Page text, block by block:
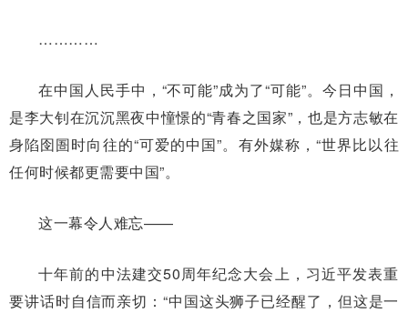
…………
在中国人民手中，“不可能”成为了“可能”。今日中国，
是李大钊在沉沉黑夜中憧憬的“青春之国家”，也是方志敏在
身陷囹圄时向往的“可爱的中国”。有外媒称，“世界比以往
任何时候都更需要中国”。
这一幕令人难忘——
十年前的中法建交50周年纪念大会上，习近平发表重
要讲话时自信而亲切：“中国这头狮子已经醒了，但这是一